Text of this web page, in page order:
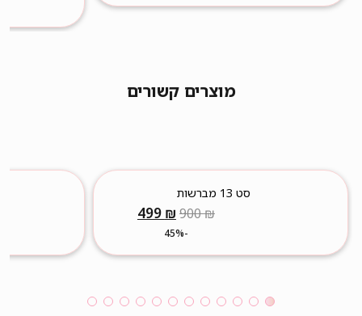
מוצרים קשורים
סט 13 מברשות
מקצועיות+מנקה מברשות+תיק
900₪
המחיר
המקורי
499 ₪
-45%